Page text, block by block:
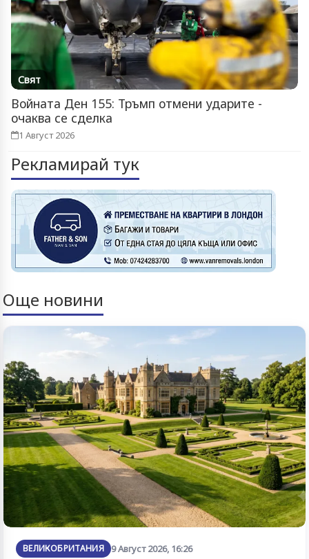
Свят
Войната Ден 155: Тръмп отмени ударите -
очаква се сделка
1 Август 2026
Рекламирай тук
Още новини
ВЕЛИКОБРИТАНИЯ 9 Август 2026, 16:26